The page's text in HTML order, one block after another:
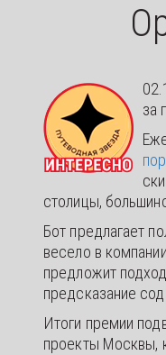
за
столицы,
Бот предлагает
весело в
предложит
предсказание
Итоги премии
проекты Москвы,